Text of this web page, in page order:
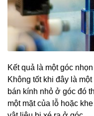
Kết quả là một góc
Không tốt khi đây là
bán kính nhỏ ở góc đó
một mặt của lỗ hoặc